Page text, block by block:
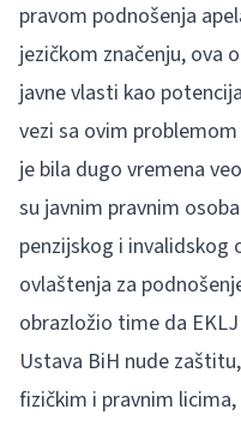
pravom podnošenja
jezičkom značenju, ova
javne vlasti kao
vezi sa ovim
je bila dugo vremena
su javnim pravnim
penzijskog i invalidskog
ovlaštenja za
obrazložio time da
Ustava BiH nude
fizičkim i pravnim